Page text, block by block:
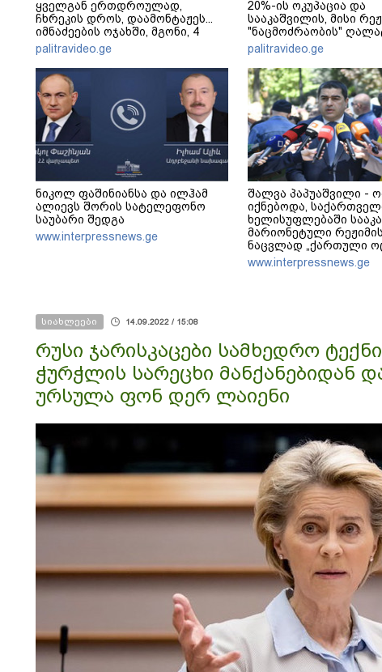
ყველგან ერთდროულად,
ჩხრეკის დროს, დაამონტაჟეს...
იმნაძეების ოჯახში, მგონი, 4
მოსასმენი იყო..." - ეკა კუპატაძე
palitravideo.ge
20%-ის ოკუპაცია და
სააკაშვილის, მისი
"ნაცმოძრაობის"
ვერანაირად ვერ
ამ დანაშაულს" -
კობახიძე
palitravideo.ge
ნიკოლ ფაშინიანსა და ილჰამ
ალიევს შორის სატელეფონო
საუბარი შედგა
www.interpressnews.ge
შალვა პაპუაშვილი -
იქნებოდა,
ხელისუფლებაში
მარიონეტული რეჟიმის
ნაცვლად „ქართული
მსგავსი პატრიოტული
ყოფილიყო, თუ 2008
www.interpressnews.ge
სიახლეები 14.09.2022 / 15:08
რუსი ჯარისკაცები სამხედრო
ჭურჭლის სარეცხი მანქანებიდან
ურსულა ფონ დერ ლაიენი